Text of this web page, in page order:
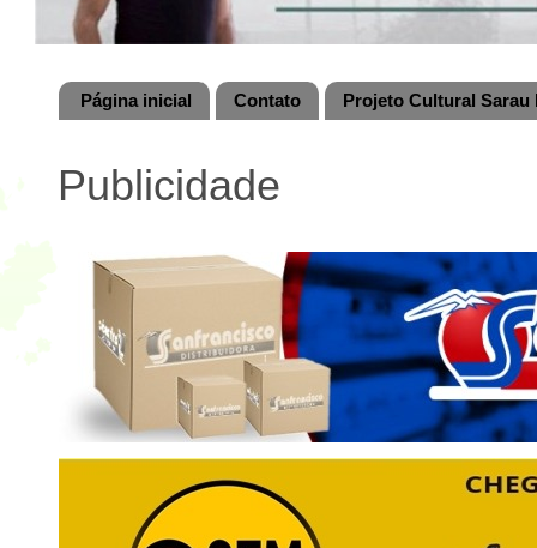
Página inicial Contato Projeto Cultural
Publicidade